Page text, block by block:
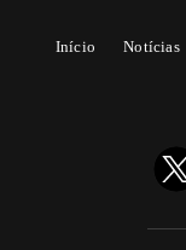
Início Notícias